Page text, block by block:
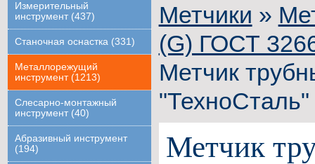
Измерительный
инструмент (437)
Станочная оснастка (331)
Металлорежущий
инструмент (1213)
Слесарно-монтажный
инструмент (40)
Абразивный инструмент
(194)
Метчики »
(G) ГОСТ
Метчик
"ТехноСталь"
Метчик